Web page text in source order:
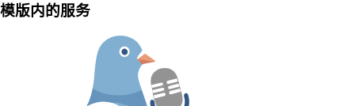
模版内的服务